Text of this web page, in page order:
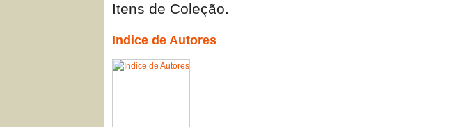
Itens de Coleção.
Indice de Autores